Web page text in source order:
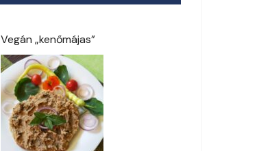
Vegán „kenőmájas”